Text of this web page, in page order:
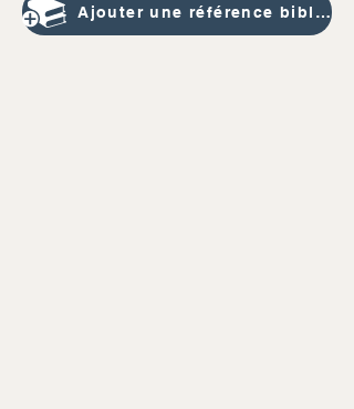
Ajouter une référence